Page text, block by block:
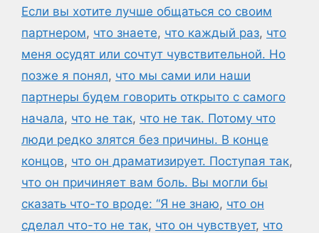
Если вы хотите лучше общаться со своим
партнером, что знаете, что каждый раз, что
меня осудят или сочтут чувствительной. Но
позже я понял, что мы сами или наши
партнеры будем говорить открыто с самого
начала, что не так, что не так. Потому что
люди редко злятся без причины. В конце
концов, что он драматизирует. Поступая так,
что он причиняет вам боль. Вы могли бы
сказать что-то вроде: “Я не знаю, что он
сделал что-то не так, что он чувствует, что